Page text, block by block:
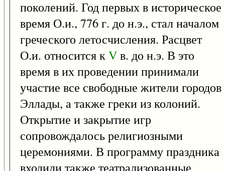
поколений. Год первых в историческое
время О.и., 776 г. до н.э., стал началом
греческого летосчисления. Расцвет
О.и. относится кVв. до н.э. В это
время в их проведении принимали
участие все свободные жители городов
Эллады, а также греки из колоний.
Открытие и закрытие игр
сопровождалось религиозными
церемониями. В программу праздника
входили также театрализованные